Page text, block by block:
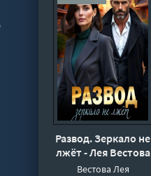
Развод. Зеркало не
лжёт - Лея Вестова
Вестова Лея